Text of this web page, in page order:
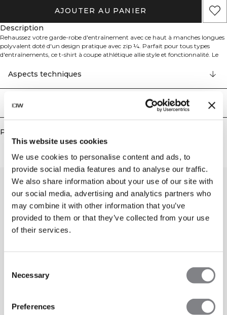
This website uses cookies
We use cookies to personalise content and ads, to
provide social media features and to analyse our traffic.
We also share information about your use of our site with
our social media, advertising and analytics partners who
may combine it with other information that you’ve
provided to them or that they’ve collected from your use
of their services.
Selection
Necessary
Preferences
AJOUTER AU PANIER
Description
Rehaussez votre garde-robe d'entraînement avec ce haut à manches longues
polyvalent doté d'un design pratique avec zip ¼. Parfait pour tous types
d'entraînements, ce t-shirt à coupe athlétique allie style et fonctionnalité. Le
et un contrôle optimal de la ventilation pendant les séances intenses. Fabriqué
avec la technologie SWEATTECH™, ce haut assure une excellente respirabilité
pour vous garder confortable tout au long de votre entraînement. Le logo
ICIW réfléchissant sur la poitrine ajoute une touche élégante tout en
améliorant la visibilité dans des conditions de faible luminosité. 94% Nylon
Aspects techniques
Livraison & retours
Produits similaires